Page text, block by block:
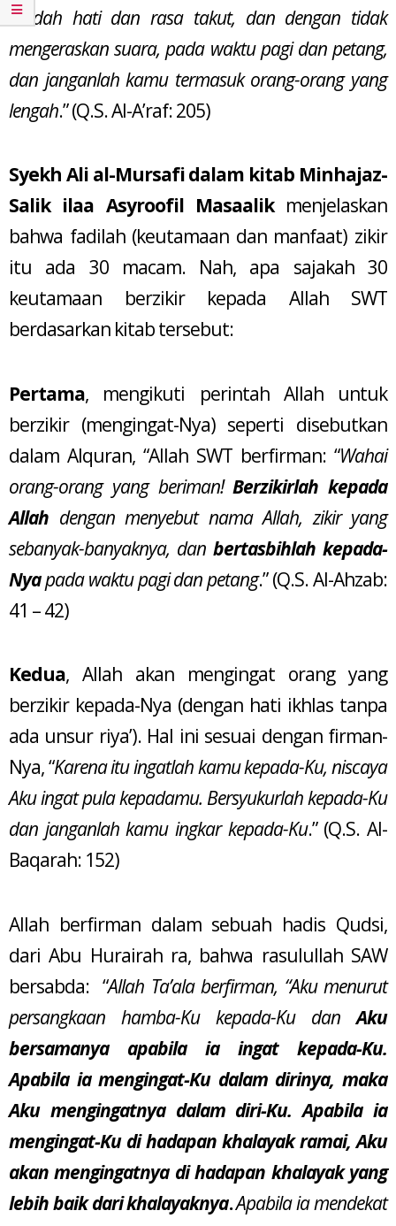
rendah hati dan rasa takut, dan dengan tidak
mengeraskan suara, pada waktu pagi dan petang,
dan janganlah kamu termasuk orang-orang yang
lengah.” (Q.S. Al-A’raf: 205)
Syekh Ali al-Mursafi dalam kitab Minhajaz-
Salik ilaa Asyroofil Masaalik menjelaskan
bahwa fadilah (keutamaan dan manfaat) zikir
itu ada 30 macam. Nah, apa sajakah 30
keutamaan berzikir kepada Allah SWT
berdasarkan kitab tersebut:
Pertama, mengikuti perintah Allah untuk
berzikir (mengingat-Nya) seperti disebutkan
dalam Alquran, “Allah SWT berfirman: “Wahai
orang-orang yang beriman!Berzikirlah kepada
Allah dengan menyebut nama Allah, zikir yang
sebanyak-banyaknya, dan bertasbihlah kepada-
Nyapada waktu pagi dan petang.” (Q.S. Al-Ahzab:
41 – 42)
Kedua, Allah akan mengingat orang yang
berzikir kepada-Nya (dengan hati ikhlas tanpa
ada unsur riya’). Hal ini sesuai dengan firman-
Nya, “Karena itu ingatlah kamu kepada-Ku, niscaya
Aku ingat pula kepadamu. Bersyukurlah kepada-Ku
dan janganlah kamu ingkar kepada-Ku.” (Q.S. Al-
Baqarah: 152)
Allah berfirman dalam sebuah hadis Qudsi,
dari Abu Hurairah ra, bahwa rasulullah SAW
bersabda: “Allah Ta’ala berfirman, “Aku menurut
persangkaan hamba-Ku kepada-Ku danAku
bersamanya apabila ia ingat kepada-Ku.
Apabila ia mengingat-Ku dalam dirinya, maka
Aku mengingatnya dalam diri-Ku. Apabila ia
mengingat-Ku di hadapan khalayak ramai, Aku
akan mengingatnya di hadapan khalayak yang
lebih baik dari khalayaknya.Apabila ia mendekat